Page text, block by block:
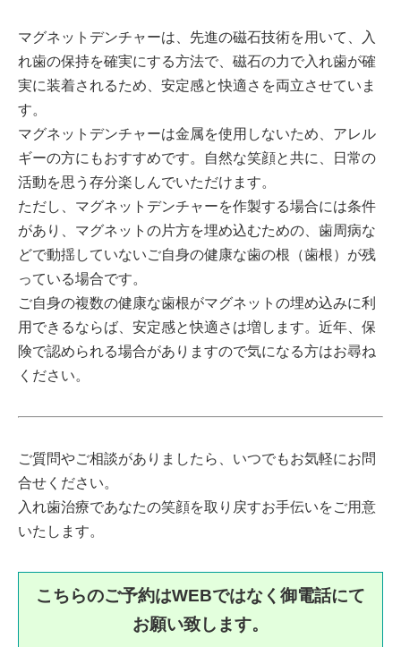
マグネットデンチャーは、先進の磁石技術を用いて、入
れ歯の保持を確実にする方法で、磁石の力で入れ歯が確
実に装着されるため、安定感と快適さを両立させていま
す。
マグネットデンチャーは金属を使用しないため、アレル
ギーの方にもおすすめです。自然な笑顔と共に、日常の
活動を思う存分楽しんでいただけます。
ただし、マグネットデンチャーを作製する場合には条件
があり、マグネットの片方を埋め込むための、歯周病な
どで動揺していないご自身の健康な歯の根（歯根）が残
っている場合です。
ご自身の複数の健康な歯根がマグネットの埋め込みに利
用できるならば、安定感と快適さは増します。近年、保
険で認められる場合がありますので気になる方はお尋ね
ください。
ご質問やご相談がありましたら、いつでもお気軽にお問
合せください。
入れ歯治療であなたの笑顔を取り戻すお手伝いをご用意
いたします。
こちらのご予約はWEBではなく御電話にて
お願い致します。